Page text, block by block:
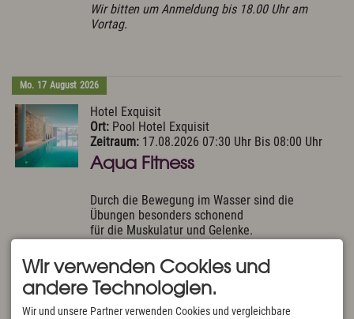
Wir bitten um Anmeldung bis 18.00 Uhr am
Vortag.
Mo. 17 August 2026
Hotel Exquisit
Ort: Pool Hotel Exquisit
Zeitraum: 17.08.2026 07:30 Uhr Bis 08:00 Uhr
Aqua Fitness
Durch die Bewegung im Wasser sind die
Übungen besonders schonend
für die Muskulatur und Gelenke.
Wir bitten um Anmeldung bis 20.00 Uhr am
Vortag.
Wir verwenden Cookies und
andere Technologien.
Wir und unsere Partner verwenden Cookies und vergleichbare